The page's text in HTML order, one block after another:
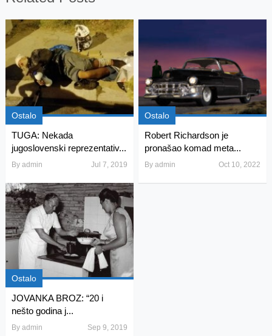
Ostalo
TUGA: Nekada
jugoslovenski reprezentativ...
By admin Jul 7, 2019
Ostalo
Robert Richardson je
pronašao komad meta...
Byadmin Oct 10, 2022
Ostalo
JOVANKA BROZ: “20 i
nešto godina j...
By admin Sep 9, 2019